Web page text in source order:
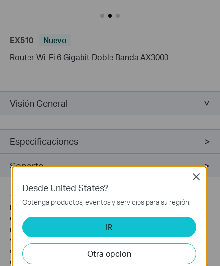
EX510
Nuevo
Router Wi-Fi 6 Gigabit Doble Banda AX3000
Visión General
Especificaciones
Soporte
*
las velocidades físicas derivadas de las especificaciones del
estándar IEEE 802.11. El rendimiento real de los datos
inalámbricos y la cobertura inalámbrica no están garantizados y
variarán según las condiciones de la red, las limitaciones del
cliente y factores ambientales, como los materiales de
construcción, los obstáculos, el volumen y la densidad del tráfico,
Desde United States?
Obtenga productos, eventos y servicios para su región.
IR
Otra opcion
Close